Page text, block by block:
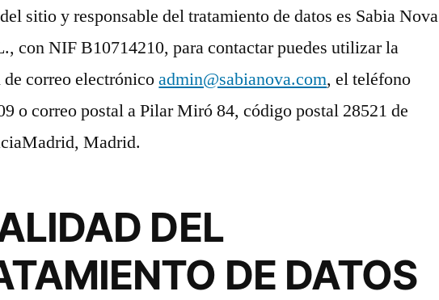
sitio y responsable del tratamiento de datos es Sabia Nova
con NIF B10714210, para contactar puedes utilizar la
correo electrónicoadmin@sabianova.com, el teléfono
o correo postal a Pilar Miró 84, código postal 28521 de
Madrid.
DEL
DE DATOS